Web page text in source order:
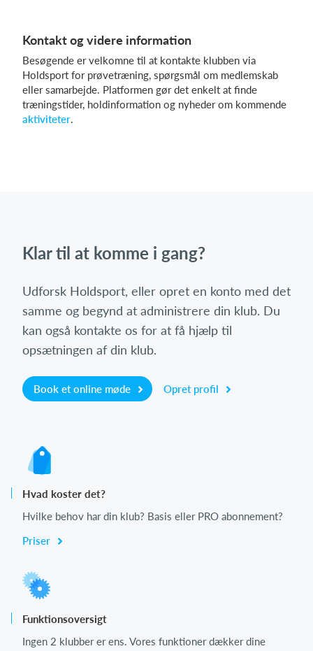
Kontakt og videre information
Besøgende er velkomne til at kontakte klubben via
Holdsport for prøvetræning, spørgsmål om medlemskab
eller samarbejde. Platformen gør det enkelt at finde
træningstider, holdinformation og nyheder om kommende
aktiviteter.
Klar til at komme i gang?
Udforsk Holdsport, eller opret en konto med det
samme og begynd at administrere din klub. Du
kan også kontakte os for at få hjælp til
opsætningen af din klub.
Book et online møde Opret profil
Hvad koster det?
Hvilke behov har din klub? Basis eller PRO abonnement?
Priser
Funktionsoversigt
Ingen 2 klubber er ens. Vores funktioner dækker dine